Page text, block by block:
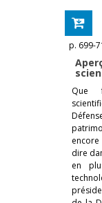
p. 699-
Que
encore
dire
en